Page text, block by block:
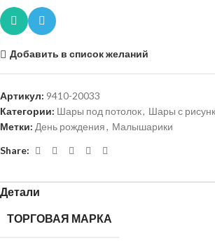
Добавить в список желаний
Артикул: 9410-20033
Категории: Шары под потолок, Шары с
Метки: День рождения, Малышарики
Share:
Детали
ТОРГОВАЯ МАРКА